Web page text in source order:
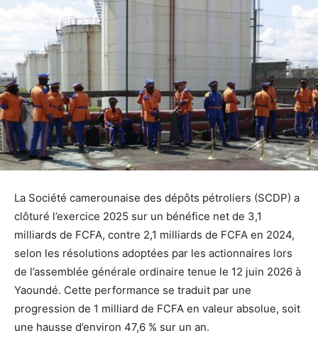
La Société camerounaise des dépôts pétroliers (SCDP) a
clôturé l’exercice 2025 sur un bénéfice net de 3,1
milliards de FCFA, contre 2,1 milliards de FCFA en 2024,
selon les résolutions adoptées par les actionnaires lors
de l’assemblée générale ordinaire tenue le 12 juin 2026 à
Yaoundé. Cette performance se traduit par une
progression de 1 milliard de FCFA en valeur absolue, soit
une hausse d’environ 47,6 % sur un an.